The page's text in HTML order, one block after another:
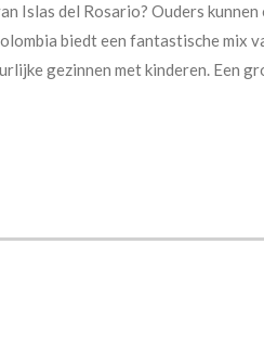
Islas del Rosario? Ouders
biedt een fantastische mix
gezinnen met kinderen. Een